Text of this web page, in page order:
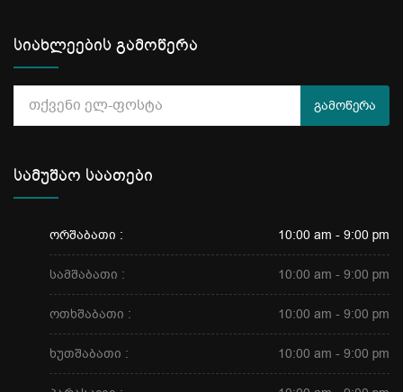
სიახლეების გამოწერა
გამოწერა
სამუშაო საათები
ორშაბათი : 10:00 am - 9:00 pm
სამშაბათი : 10:00 am - 9:00 pm
ოთხშაბათი : 10:00 am - 9:00 pm
ხუთშაბათი : 10:00 am - 9:00 pm